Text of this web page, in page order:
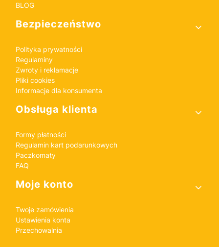
BLOG
Bezpieczeństwo
Polityka prywatności
Regulaminy
Zwroty i reklamacje
Pliki cookies
Informacje dla konsumenta
Obsługa klienta
Formy płatności
Regulamin kart podarunkowych
Paczkomaty
FAQ
Moje konto
Twoje zamówienia
Ustawienia konta
Przechowalnia